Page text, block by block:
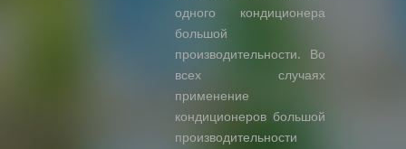
одного кондиционера
большой
производительности. Во
всех случаях
применение
кондиционеров большой
производительности